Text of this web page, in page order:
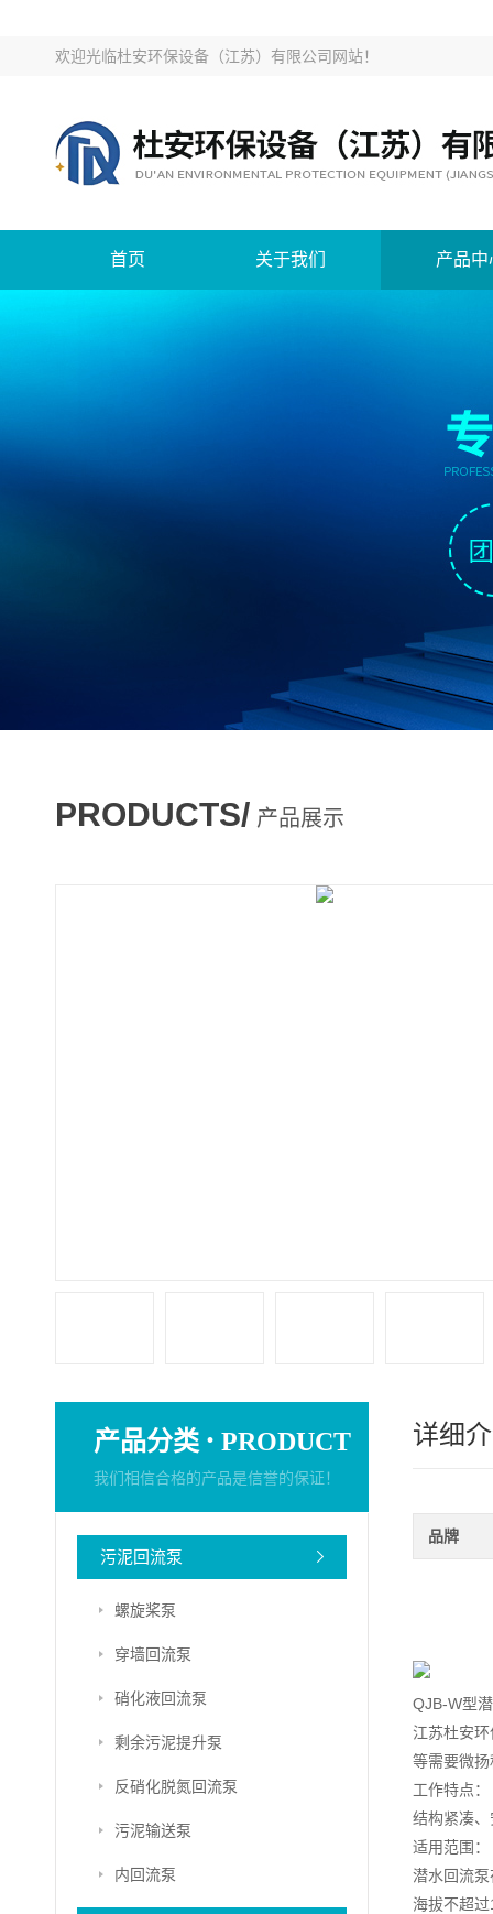
欢迎光临杜安环保设备（江苏）有限公司网站！
首页 关于我们 产品中
PRODUCTS/ 产品展示
产品分类 · PRODUCT
我们相信合格的产品是信誉的保证！
污泥回流泵
螺旋桨泵
穿墙回流泵
硝化液回流泵
剩余污泥提升泵
反硝化脱氮回流泵
污泥输送泵
内回流泵
详细
品牌
QJB-W型
江苏杜安
等需要微
工作特点：
结构紧凑
适用范围：
潜水回流
海拔不超